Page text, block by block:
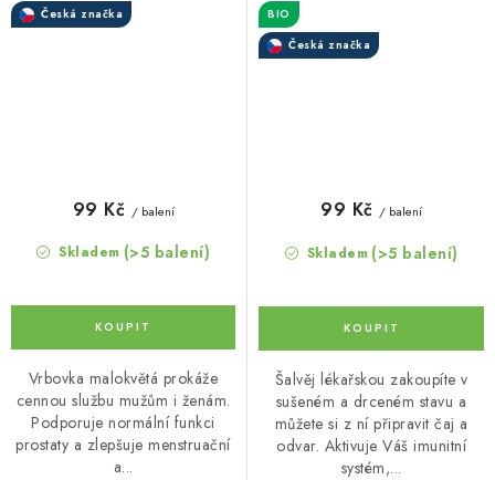
Česká značka
Skladem (>5 balení)
99 Kč / balení
Vrbovka malokvětá prokáže
cennou službu mužům i ženám.
Podporuje normální funkci
prostaty a zlepšuje menstruační
a...
BIO
Česká značka
Skladem (>5 balení)
99 Kč / balení
Šalvěj lékařskou zakoupíte v
sušeném a drceném stavu a
můžete si z ní připravit čaj a
odvar. Aktivuje Váš imunitní
systém,...